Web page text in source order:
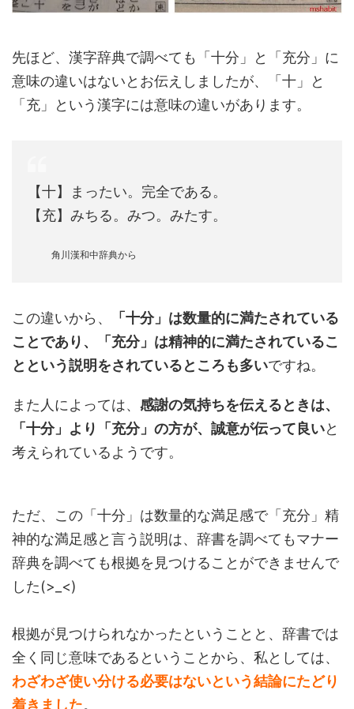
先ほど、漢字辞典で調べても「十分」と「充分」に
意味の違いはないとお伝えしましたが、「十」と
「充」という漢字には意味の違いがあります。
【十】まったい。完全である。
【充】みちる。みつ。みたす。
角川漢和中辞典から
この違いから、
「十分」は数量的に満たされている
ことであり、「充分」は精神的に満たされているこ
とという説明をされているところも多いですね。
また人によっては、 感謝の気持ちを伝えるときは、
「十分」より「充分」の方が、誠意が伝って良いと
考えられているようです。
ただ、この「十分」は数量的な満足感で「充分」精
神的な満足感と言う説明は、辞書を調べてもマナー
辞典を調べても根拠を見つけることができませんで
した(>_<)
根拠が見つけられなかったということと、辞書では
全く同じ意味であるということから、私としては、
わざわざ使い分ける必要はないという結論にたどり
着きました。